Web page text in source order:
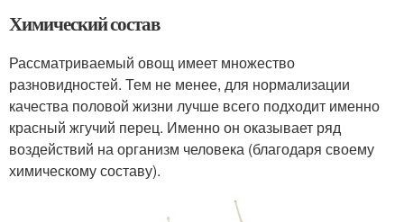
Химический состав
Рассматриваемый овощ имеет множество
разновидностей. Тем не менее, для нормализации
качества половой жизни лучше всего подходит именно
красный жгучий перец. Именно он оказывает ряд
воздействий на организм человека (благодаря своему
химическому составу).